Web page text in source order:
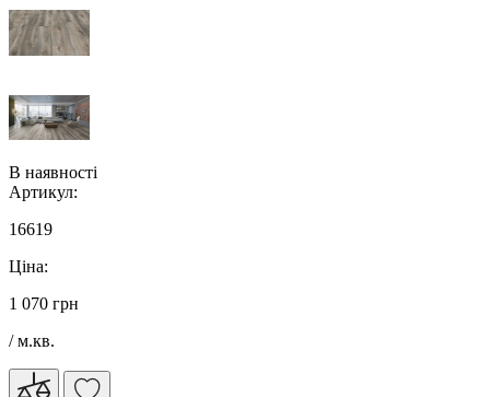
В наявності
Артикул:
16619
Ціна:
1 070 грн
/ м.кв.